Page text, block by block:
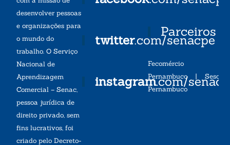
desenvolver pessoas
e organizações para
o mundo do
trabalho. O Serviço
Nacional de
Aprendizagem
Comercial – Senac,
pessoa jurídica de
direito privado, sem
fins lucrativos, foi
criado pelo Decreto-
twitter.com/senacpe
instagram.com/
Parceiros
Fecomércio
Pernambuco| Sesc
Pernambuco